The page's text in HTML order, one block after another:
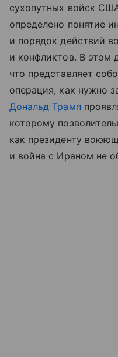
сухопутных войск
определено понятие
и порядок действий
и конфликтов. В этом
что представляет
операция, как нужно
Дональд Трамп
которому
как президенту
и война с Ираном не